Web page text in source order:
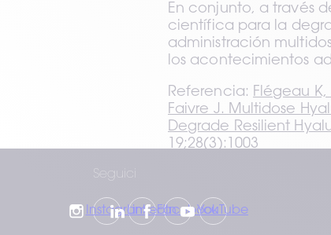
En conjunto, a través
científica para la
administración
los acontecimientos
Referencia: Flégeau K,
Faivre J. Multidose
Degrade Resilient
19;28(3):1003
Seguici
InstagramLinkedInFacebookYouTube